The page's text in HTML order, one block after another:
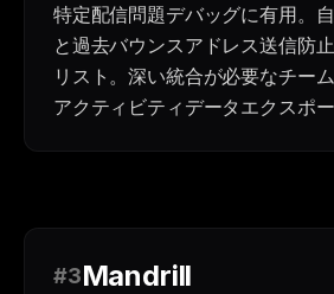
特定配信問題デバッグに有用。
と過去バウンスアドレス送信防
リスト。深い統合が必要なチー
アクティビティデータエクスポー
#3Mandrill